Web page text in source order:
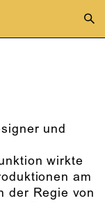
und
wirkte
am
der Regie von